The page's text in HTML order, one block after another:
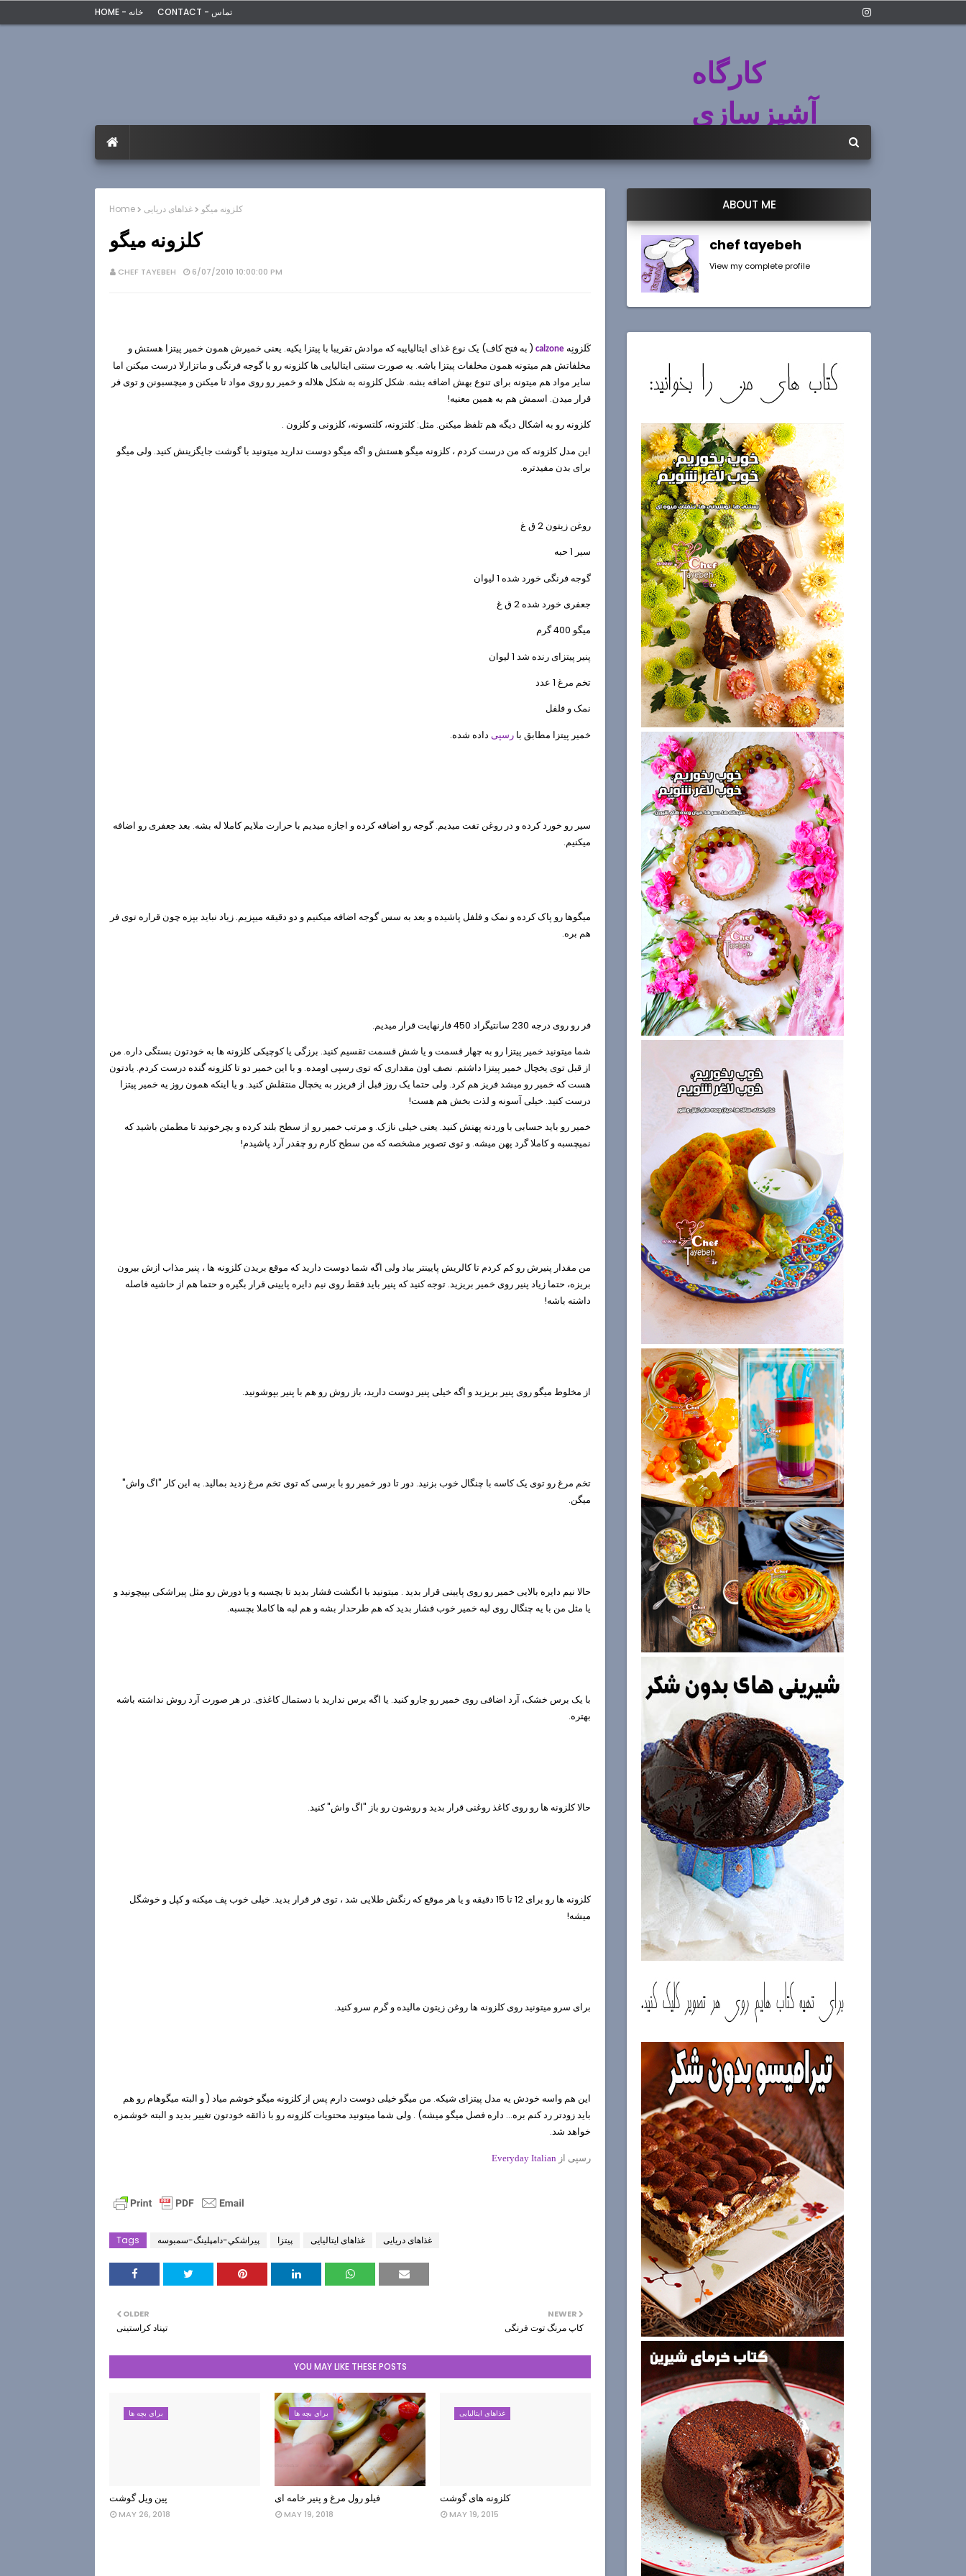
HOME - خانه CONTACT - تماس
کارگاه
آشپزسازی
Home غذاهای دریایی کلزونه میگو
کلزونه میگو
CHEF TAYEBEH 6/07/2010 10:00:00 PM
کَلزونِه calzone ( به فتح کاف) یک نوع غذای ایتالیاییه که موادش تقریبا با پیتزا یکیه. یعنی خمیرش همون خمیر پیتزا هستش و
مخلفاتش هم میتونه همون مخلفات پیتزا باشه. به صورت سنتی ایتالیایی ها کلزونه رو با گوجه فرنگی و ماتزارلا درست میکنن اما
سایر مواد هم میتونه برای تنوع بهش اضافه بشه. شکل کلزونه به شکل هلاله و خمیر رو روی مواد تا میکنن و میچسبونن و توی فر
قرار میدن. اسمش هم به همین معنیه!
کلزونه رو به اشکال دیگه هم تلفظ میکنن. مثل: کلتزونه، کلتسونه، کلزونی و کلزون .
این مدل کلزونه که من درست کردم ، کلزونه میگو هستش و اگه میگو دوست ندارید میتونید با گوشت جایگزینش کنید. ولی میگو
برای بدن مفیدتره.
روغن زیتون 2 ق غ
سیر 1 حبه
گوجه فرنگی خورد شده 1 لیوان
جعفری خورد شده 2 ق غ
میگو 400 گرم
پنیر پیتزای رنده شد 1 لیوان
تخم مرغ 1 عدد
نمک و فلفل
خمیر پیتزا مطابق با رسپی داده شده.
سیر رو خورد کرده و در روغن تفت میدیم. گوجه رو اضافه کرده و اجازه میدیم با حرارت ملایم کاملا له بشه. بعد جعفری رو اضافه
میکنیم.
میگوها رو پاک کرده و نمک و فلفل پاشیده و بعد به سس گوجه اضافه میکنیم و دو دقیقه میپزیم. زیاد نباید بپزه چون قراره توی فر
هم بره.
فر رو روی درجه 230 سانتیگراد 450 فارنهایت قرار میدیم.
شما میتونید خمیر پیتزا رو به چهار قسمت و یا شش قسمت تقسیم کنید. برزگی یا کوچیکی کلزونه ها به خودتون بستگی داره. من
از قبل توی یخچال خمیر پیتزا داشتم. نصف اون مقداری که توی رسپی اومده. و با این خمیر دو تا کلزونه گنده درست کردم. یادتون
هست که خمیر رو میشد فریز هم کرد. ولی حتما یک روز قبل از فریزر به یخچال منتقلش کنید. و یا اینکه همون روز یه خمیر پیتزا
درست کنید. خیلی آسونه و لذت بخش هم هست!
خمیر رو باید حسابی با وردنه پهنش کنید. یعنی خیلی نازک. و مرتب خمیر رو از سطح بلند کرده و بچرخونید تا مطمئن باشید که
نمیچسبه و کاملا گرد پهن میشه. و توی تصویر مشخصه که من سطح کارم رو چقدر آرد پاشیدم!
من مقدار پنیرش رو کم کردم تا کالریش پایینتر بیاد ولی اگه شما دوست دارید که موقع بریدن کلزونه ها ، پنیر مذاب ازش بیرون
بریزه، حتما زیاد پنیر روی خمیر بریزید. توجه کنید که پنیر باید فقط روی نیم دایره پایینی قرار بگیره و حتما هم از حاشیه فاصله
داشته باشه!
از مخلوط میگو روی پنیر بریزید و اگه خیلی پنیر دوست دارید، باز روش رو هم با پنیر بپوشونید.
تخم مرغ رو توی یک کاسه با چنگال خوب بزنید. دور تا دور خمیر رو با برسی که توی تخم مرغ زدید بمالید. به این کار "اگ واش"
میگن.
حالا نیم دایره بالایی خمیر رو روی پایینی قرار بدید . میتونید با انگشت فشار بدید تا بچسبه و یا دورش رو مثل پیراشکی بپیچونید و
یا مثل من با یه چنگال روی لبه خمیر خوب فشار بدید که هم طرحدار بشه و هم لبه ها کاملا بچسبه.
با یک برس خشک، آرد اضافی روی خمیر رو جارو کنید. یا اگه برس ندارید با دستمال کاغذی. در هر صورت آرد روش نداشته باشه
بهتره.
حالا کلزونه ها رو روی کاغذ روغنی قرار بدید و روشون رو باز "اگ واش" کنید.
کلزونه ها رو برای 12 تا 15 دقیقه و یا هر موقع که رنگش طلایی شد ، توی فر قرار بدید. خیلی خوب پف میکنه و کپل و خوشگل
میشه!
برای سرو میتونید روی کلزونه ها روغن زیتون مالیده و گرم سرو کنید.
این هم واسه خودش یه مدل پیتزای شیکه. من میگو خیلی دوست دارم پس از کلزونه میگو خوشم میاد ( و البته میگوهام رو هم
باید زودتر رد کنم بره... داره فصل میگو میشه) . ولی شما میتونید محتویات کلزونه رو با ذائقه خودتون تغییر بدید و البته خوشمزه
خواهد شد.
رسپی از Everyday Italian
Tags پيراشكي-دامپلينگ-سمبوسه پیتزا غذاهای ایتالیایی غذاهای دریایی
NEWER
کاپ مرنگ توت فرنگی
OLDER
تپناد کراستینی
YOU MAY LIKE THESE POSTS
براي بچه ها
پین ویل گوشت
MAY 26, 2018
براي بچه ها
فیلو رول مرغ و پنیر خامه ای
MAY 19, 2018
غذاهای ایتالیایی
کلزونه های گوشت
MAY 19, 2015
ABOUT ME
chef tayebeh
View my complete profile